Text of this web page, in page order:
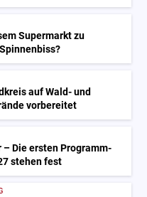
Supermarkt zu
auf Wald- und
vorbereitet
Die ersten Programm-
stehen fest